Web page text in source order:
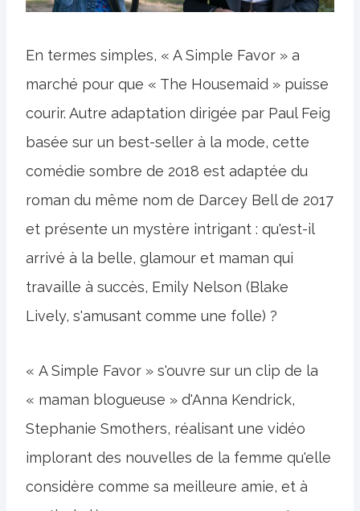
En termes simples, « A Simple Favor » a
marché pour que « The Housemaid » puisse
courir. Autre adaptation dirigée par Paul Feig
basée sur un best-seller à la mode, cette
comédie sombre de 2018 est adaptée du
roman du même nom de Darcey Bell de 2017
et présente un mystère intrigant : qu'est-il
arrivé à la belle, glamour et maman qui
travaille à succès, Emily Nelson (Blake
Lively, s'amusant comme une folle) ?
« A Simple Favor » s'ouvre sur un clip de la
« maman blogueuse » d'Anna Kendrick,
Stephanie Smothers, réalisant une vidéo
implorant des nouvelles de la femme qu'elle
considère comme sa meilleure amie, et à